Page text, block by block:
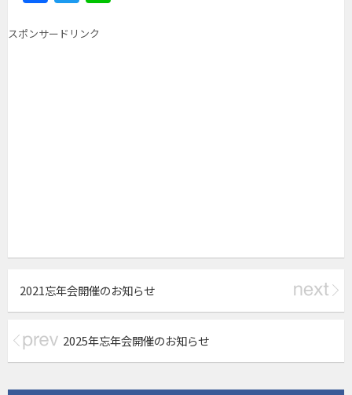
c itt
スポンサードリンク
2021忘年会開催のお知らせ
2025年忘年会開催のお知らせ